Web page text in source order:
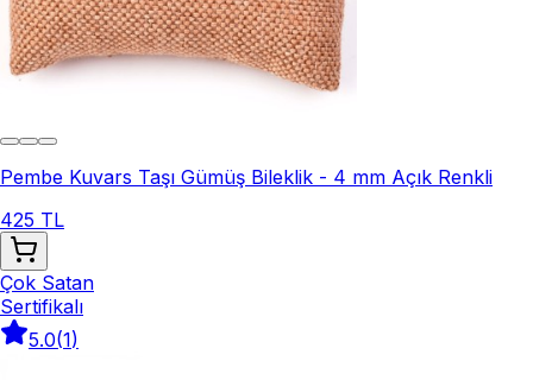
Pembe Kuvars Taşı Gümüş Bileklik - 4 mm Açık Renkli
425 TL
Çok Satan
Sertifikalı
5.0(1)